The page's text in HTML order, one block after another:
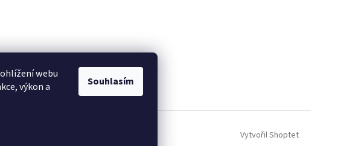
webu
výkon a
Souhlasím
Vytvořil Shoptet